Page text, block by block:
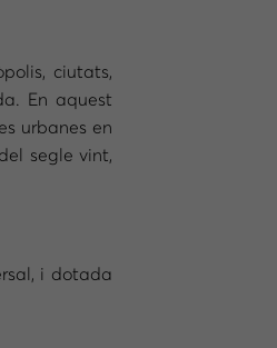
ciutats,
En aquest
urbanes en
segle vint,
i dotada